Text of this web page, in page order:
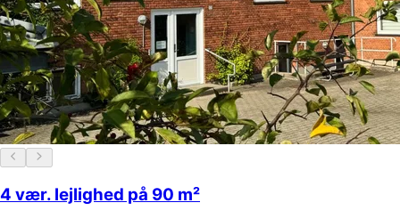
4 vær. lejlighed på 90 m²